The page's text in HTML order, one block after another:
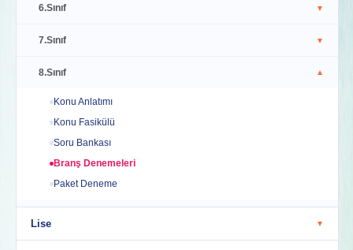
6.Sınıf ▼
7.Sınıf ▼
8.Sınıf ▼
Konu Anlatımı
Konu Fasikülü
Soru Bankası
Branş Denemeleri
Paket Deneme
Lise ▼